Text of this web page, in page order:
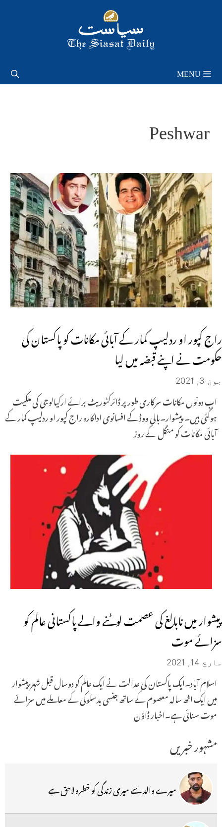
MENU
Peshwar
راج کپور او ردلیپ کمار کے آبائی مکانات کو پاکستان کی
حکومت نے اپنے قبضہ میں لیا
جون 3, 2021
اب دونوں مکانات سرکاری طور پر ڈائرکٹوریٹ برائے ارکیالوجی کی ملکیت
ہوگئی ہیں۔ پیشوار۔بالی ووڈ کے افسانوی اداکارہ راج کپور او ردلیپ کمار کے
آبائی مکانات کو منگل کے روز
پیشوار میں نابالغ کی عصمت لوٹنے والے پاکستانی عالم کو
سزائے موت
مارچ 14, 2021
اسلام آباد۔ایک پاکستان کی عدالت نے ایک عالم کو دوسال قبل شہر پیشوار
میں ایک اٹھ سالہ معصوم کے ساتھ جنسی بدسلوکی کے معاملے میں سزائے
موت سنائی ہے۔اخبار ڈاؤن
مشہور خبریں
میرے والد سے میری زندگی کو خطرہ لاحق ہے